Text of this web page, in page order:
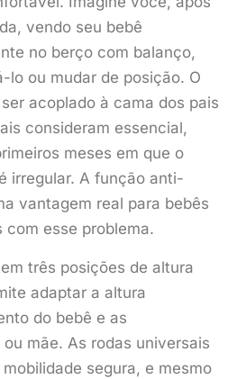
vendo seu bebê
no berço com balanço,
lo ou mudar de posição. O
acoplado à cama dos pais
consideram essencial,
meses em que o
irregular. A função anti-
vantagem real para bebês
esse problema.
três posições de altura
adaptar a altura
do bebê e as
mãe. As rodas universais
segura, e mesmo